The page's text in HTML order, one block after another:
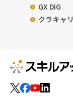
GX DiG
クラキャリ